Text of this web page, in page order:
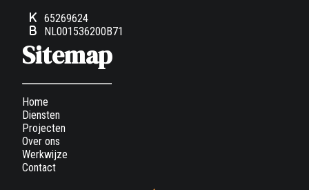
65269624
NL001536200B71
Sitemap
Home
Diensten
Projecten
Over ons
Werkwijze
Contact